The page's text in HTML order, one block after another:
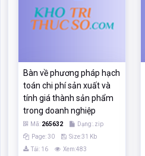
Bàn về phương pháp hạch
toán chi phí sản xuất và
tính giá thành sản phẩm
trong doanh nghiệp
Mã: 265632
Dạng:.zip
Page: 30
Size:31 Kb
Tải: 16
Xem:483